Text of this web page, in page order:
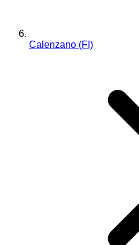
Calenzano (FI)